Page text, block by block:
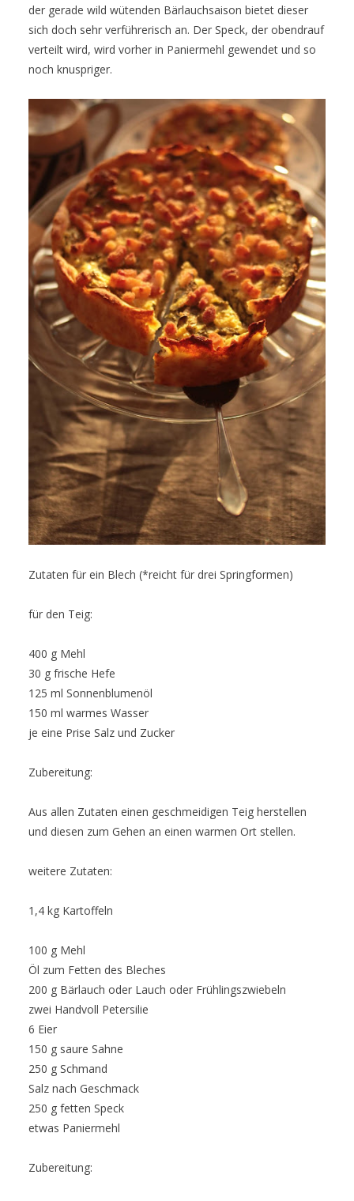
der gerade wild wütenden Bärlauchsaison bietet dieser
sich doch sehr verführerisch an. Der Speck, der obendrauf
verteilt wird, wird vorher in Paniermehl gewendet und so
noch knuspriger.
Zutaten für ein Blech (*reicht für drei Springformen)
für den Teig:
400 g Mehl
30 g frische Hefe
125 ml Sonnenblumenöl
150 ml warmes Wasser
je eine Prise Salz und Zucker
Zubereitung:
Aus allen Zutaten einen geschmeidigen Teig herstellen
und diesen zum Gehen an einen warmen Ort stellen.
weitere Zutaten:
1,4 kg Kartoffeln
100 g Mehl
Öl zum Fetten des Bleches
200 g Bärlauch oder Lauch oder Frühlingszwiebeln
zwei Handvoll Petersilie
6 Eier
150 g saure Sahne
250 g Schmand
Salz nach Geschmack
250 g fetten Speck
etwas Paniermehl
Zubereitung: